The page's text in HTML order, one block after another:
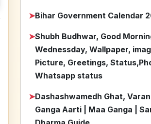
➤Bihar Government Calendar
➤Shubh Budhwar, Good
Wednessday, Wallpaper,
Picture, Greetings,
Whatsapp status
➤Dashashwamedh Ghat,
Ganga Aarti | Maa Ganga |